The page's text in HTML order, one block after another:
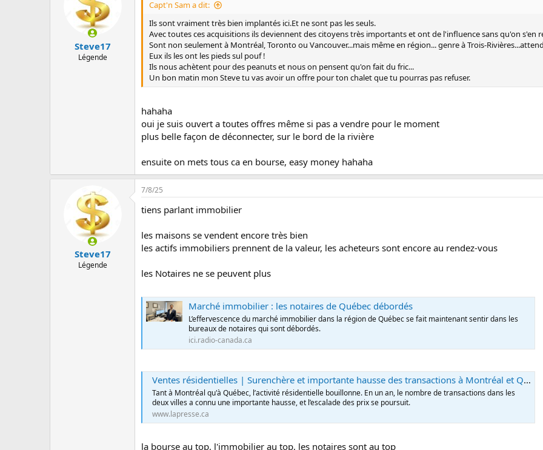
é
b
t
Steve17
Légende
Capt'n Sam a dit:
Ils sont vraiment très bien implantés ici.Et ne sont pas les seuls.
Avec toutes ces acquisitions ils deviennent des citoyens très importants et ont de l'influence sans qu'on s'en
Sont non seulement à Montréal, Toronto ou Vancouver...mais même en région... genre à Trois-
Eux ils les ont les pieds sul pouf !
Ils nous achètent pour des peanuts et nous on pensent qu'on fait du fric...
Un bon matin mon Steve tu vas avoir un offre pour ton chalet que tu pourras pas refuser.
hahaha
oui je suis ouvert a toutes offres même si pas a vendre pour le moment
plus belle façon de déconnecter, sur le bord de la rivière
ensuite on mets tous ca en bourse, easy money hahaha
Steve17
Légende
7/8/25
tiens parlant immobilier
les maisons se vendent encore très bien
les actifs immobiliers prennent de la valeur, les acheteurs sont encore au rendez-vous
les Notaires ne se peuvent plus
Marché immobilier : les notaires de Québec débordés
L’effervescence du marché immobilier dans la région de Québec se fait maintenant sentir dans les
bureaux de notaires qui sont débordés.
ici.radio-canada.ca
Ventes résidentielles | Surenchère et importante hausse des transactions à Montréal et Québec en juillet
Tant à Montréal qu'à Québec, l’activité résidentielle bouillonne. En un an, le nombre de transactions dans les
deux villes a connu une importante hausse, et l’escalade des prix se poursuit.
www.lapresse.ca
la bourse au top, l'immobilier au top, les notaires sont au top